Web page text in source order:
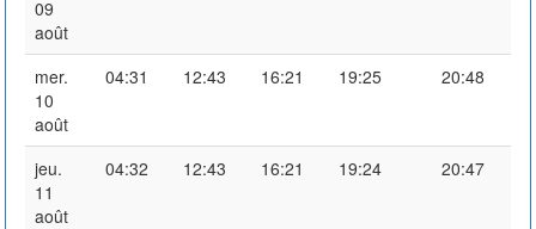
09
août
mer.
10
août
04:31 12:43 16:21 19:25 20:48
jeu.
11
août
04:32 12:43 16:21 19:24 20:47